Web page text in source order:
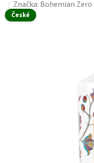
České
Značka: Bohemian Zero